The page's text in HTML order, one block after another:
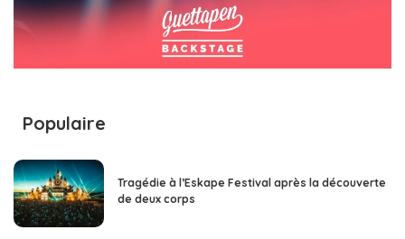
Populaire
Tragédie à l’Eskape Festival après la découverte
de deux corps